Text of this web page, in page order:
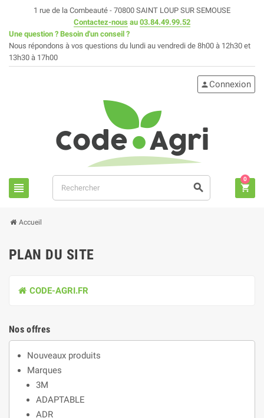
1 rue de la Combeauté - 70800 SAINT LOUP SUR SEMOUSE
Contactez-nous au 03.84.49.99.52
Une question ? Besoin d'un conseil ?
Nous répondons à vos questions du lundi au vendredi de 8h00 à 12h30 et
13h30 à 17h00
view_headline search
person Connexion
shopping_cart
0
Accueil
PLAN DU SITE
CODE-AGRI.FR
Nos offres
Nouveaux produits
Marques
3M
ADAPTABLE
ADR